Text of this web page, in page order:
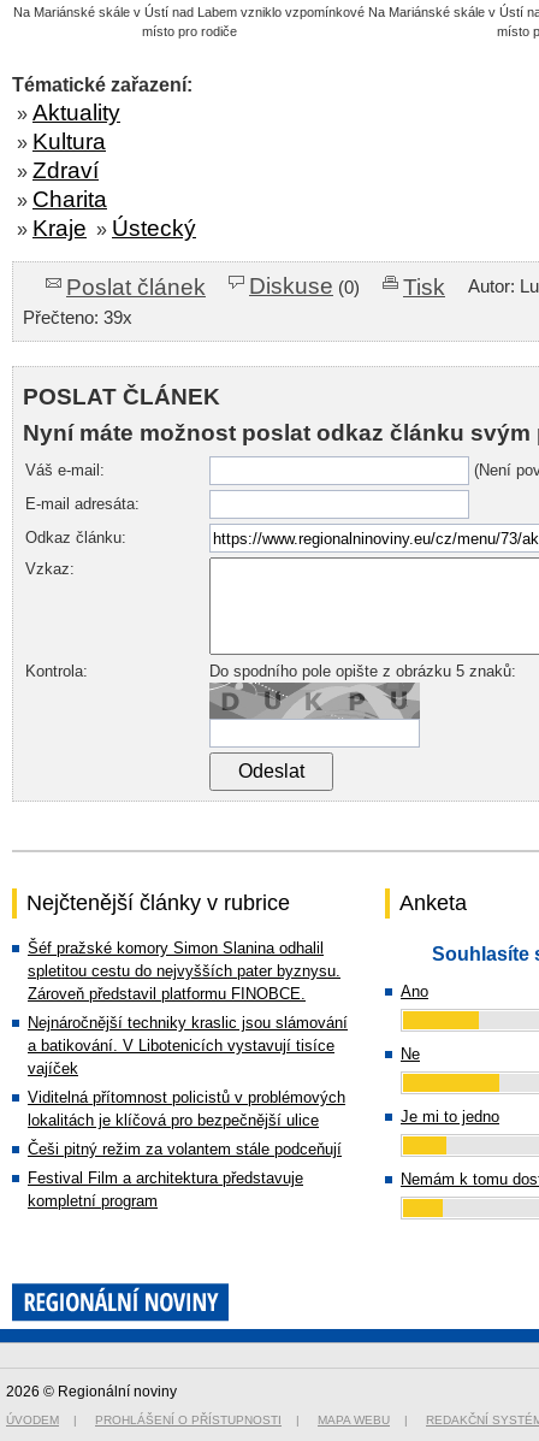
Na Mariánské skále v Ústí nad Labem vzniklo vzpomínkové
místo pro rodiče
Na Mariánské skále v Ústí
místo
Tématické zařazení:
» Aktuality
» Kultura
» Zdraví
» Charita
» Kraje » Ústecký
Poslat článek Diskuse (0) Tisk
Autor:
Přečteno: 39x
POSLAT ČLÁNEK
Nyní máte možnost poslat odkaz článku svým
Váš e-mail:
(Není
E-mail adresáta:
Odkaz článku:
Vzkaz:
Kontrola: Do spodního pole opište z obrázku 5 znaků:
Nejčtenější články v rubrice
Šéf pražské komory Simon Slanina odhalil
spletitou cestu do nejvyšších pater byznysu.
Zároveň představil platformu FINOBCE.
Nejnáročnější techniky kraslic jsou slámování
a batikování. V Libotenicích vystavují tisíce
vajíček
Viditelná přítomnost policistů v problémových
lokalitách je klíčová pro bezpečnější ulice
Češi pitný režim za volantem stále podceňují
Festival Film a architektura představuje
kompletní program
Anketa
Souhlasíte
Ano
Ne
Je mi to jedno
Nemám k tomu
2026 © Regionální noviny
ÚVODEM | PROHLÁŠENÍ O PŘÍSTUPNOSTI | MAPA WEBU | REDAKČNÍ